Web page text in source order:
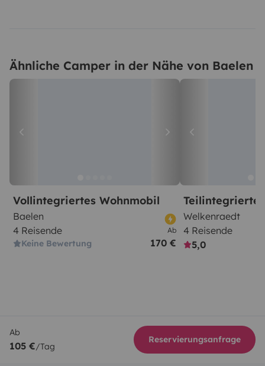
Ähnliche Camper in der Nähe von Baelen
Vollintegriertes Wohnmobil
Baelen
4 Reisende
Keine Bewertung
Ab
170 €
Welkenraedt
4 Reisende
5,0
Ab
105 €/Tag
Reservierungsanfrage